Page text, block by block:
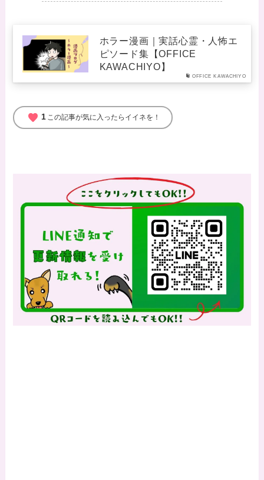
OFFICE KAWACHIYO
ホラー漫画｜実話心霊・人怖エ
ピソード集【OFFICE
KAWACHIYO】
favorite 1 この記事が気に入ったらイイネを！